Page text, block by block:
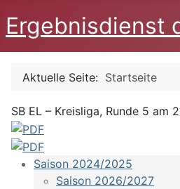
Ergebnisdienst
Aktuelle Seite: Startseite
SB EL – Kreisliga, Runde 5 am
Saison 2024/2025
Saison 2026/2027